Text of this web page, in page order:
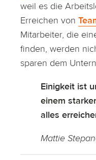
weil es die
Erreichen von
Mitarbeiter, die
finden, werden
sparen dem
Einigkeit ist
einem
alles
Mattie